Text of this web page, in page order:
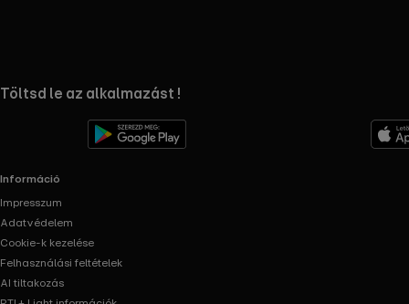
RTL+ useful links.
Töltsd le az alkalmazást !
Információ
Impresszum
Adatvédelem
Cookie-k kezelése
Felhasználási feltételek
AI tiltakozás